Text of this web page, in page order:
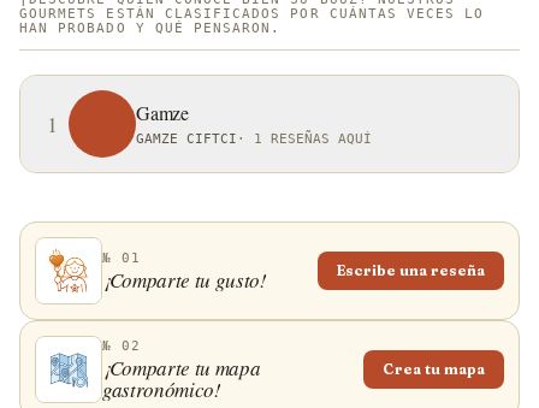
GOURMETS ESTÁN CLASIFICADOS POR CUÁNTAS VECES LO
HAN PROBADO Y QUÉ PENSARON.
1 Gamze
GAMZE CIFTCI · 1 RESEÑAS AQUÍ
№ 01
¡Comparte tu gusto! Escribe una reseña
№ 02
¡Comparte tu mapa
gastronómico!
Crea tu mapa